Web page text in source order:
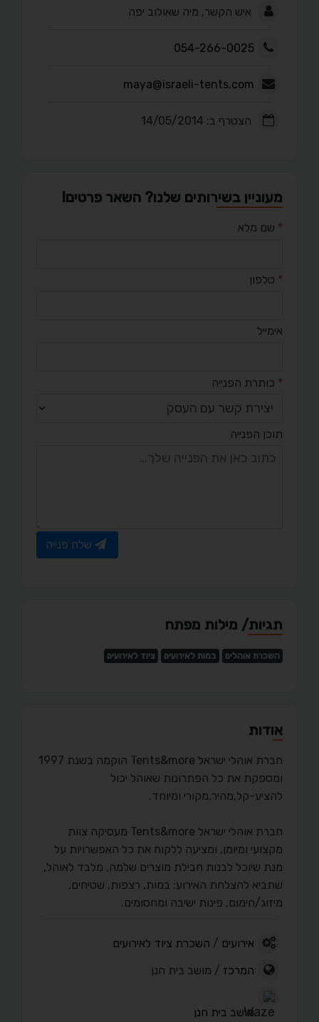
איש הקשר, מיה שאולוב יפה
054-266-0025
maya@israeli-tents.com
הצטרף ב: 14/05/2014
מעוניין בשירותים שלנו? השאר פרטים!
* שם מלא
* טלפון
אימייל
* כותרת הפנייה
תוכן הפנייה
שלח פנייה
תגיות/ מילות מפתח
השכרת אוהלים במות לאירועים ציוד לאירועים
אודות
חברת אוהלי ישראל Tents&more הוקמה בשנת 1997
ומספקת את כל הפתרונות שאוהל יכול
להציע-קל,מהיר,מקורי ומיוחד.
חברת אוהלי ישראל Tents&more מעסיקה צוות
מקצועי ומיומן, ומציעה ללקוח את כל האפשרויות על
מנת שיוכל לבנות חבילת מוצרים שלמה, מלבד לאוהל,
שתביא להצלחת האירוע: במות, רצפות, שטיחים,
מיזוג/חימום, פינות ישיבה ומחסומים.
אירועים / השכרת ציוד לאירועים
המרכז / מושב בית חנן
מושב בית חנן